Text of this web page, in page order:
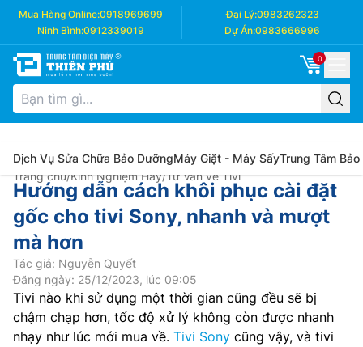
Mua Hàng Online:0918969699 Đại Lý:0983262323
Ninh Bình:0912339019 Dự Án:0983666996
0
Dịch Vụ Sửa Chữa Bảo DưỡngMáy Giặt - Máy SấyTrung Tâm Bảo
Trang chủ/Kinh Nghiệm Hay/Tư Vấn về Tivi
Hướng dẫn cách khôi phục cài đặt
gốc cho tivi Sony, nhanh và mượt
mà hơn
Tác giả: Nguyễn Quyết
Đăng ngày: 25/12/2023, lúc 09:05
Tivi nào khi sử dụng một thời gian cũng đều sẽ bị
chậm chạp hơn, tốc độ xử lý không còn được nhanh
nhạy như lúc mới mua về. Tivi Sony cũng vậy, và tivi